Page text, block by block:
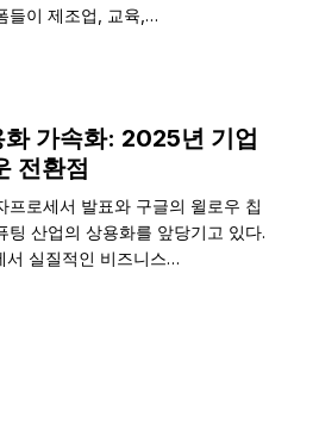
들이 제조업, 교육,…
가속화: 2025년 기업
전환점
프로세서 발표와 구글의 윌로우 칩
팅 산업의 상용화를 앞당기고 있다.
서 실질적인 비즈니스…